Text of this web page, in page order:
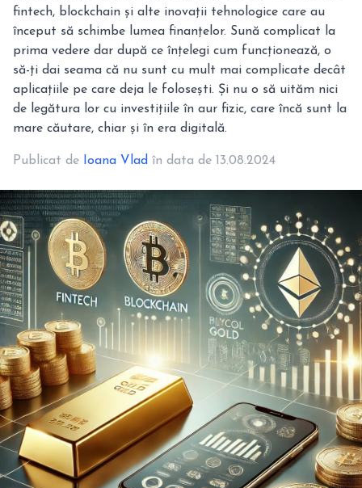
fintech, blockchain și alte inovații tehnologice care au
început să schimbe lumea finanțelor. Sună complicat la
prima vedere dar după ce înțelegi cum funcționează, o
să-ți dai seama că nu sunt cu mult mai complicate decât
aplicațiile pe care deja le folosești. Și nu o să uităm nici
de legătura lor cu investițiile în aur fizic, care încă sunt la
mare căutare, chiar și în era digitală.
Publicat de Ioana Vlad în data de 13.08.2024